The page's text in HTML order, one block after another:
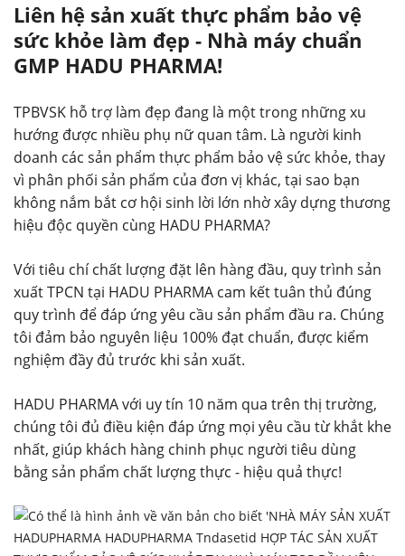
Liên hệ sản xuất thực phẩm bảo vệ
sức khỏe làm đẹp - Nhà máy chuẩn
GMP HADU PHARMA!
TPBVSK hỗ trợ làm đẹp đang là một trong những xu
hướng được nhiều phụ nữ quan tâm. Là người kinh
doanh các sản phẩm thực phẩm bảo vệ sức khỏe, thay
vì phân phối sản phẩm của đơn vị khác, tại sao bạn
không nắm bắt cơ hội sinh lời lớn nhờ xây dựng thương
hiệu độc quyền cùng HADU PHARMA?
Với tiêu chí chất lượng đặt lên hàng đầu, quy trình sản
xuất TPCN tại HADU PHARMA cam kết tuân thủ đúng
quy trình để đáp ứng yêu cầu sản phẩm đầu ra. Chúng
tôi đảm bảo nguyên liệu 100% đạt chuẩn, được kiểm
nghiệm đầy đủ trước khi sản xuất.
HADU PHARMA với uy tín 10 năm qua trên thị trường,
chúng tôi đủ điều kiện đáp ứng mọi yêu cầu từ khắt khe
nhất, giúp khách hàng chinh phục người tiêu dùng
bằng sản phẩm chất lượng thực - hiệu quả thực!